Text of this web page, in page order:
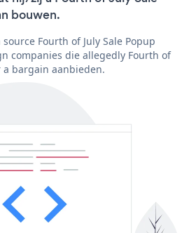
bouwen.
Fourth of July Sale Popup
companies die allegedly Fourth of
a bargain aanbieden.